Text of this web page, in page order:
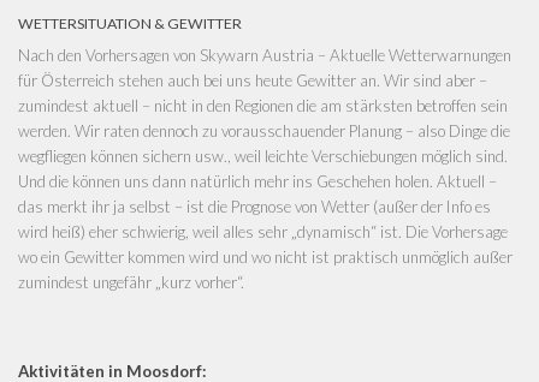
WETTERSITUATION & GEWITTER
Nach den Vorhersagen von Skywarn Austria – Aktuelle Wetterwarnungen
für Österreich stehen auch bei uns heute Gewitter an. Wir sind aber –
zumindest aktuell – nicht in den Regionen die am stärksten betroffen sein
werden. Wir raten dennoch zu vorausschauender Planung – also Dinge die
wegfliegen können sichern usw., weil leichte Verschiebungen möglich sind.
Und die können uns dann natürlich mehr ins Geschehen holen. Aktuell –
das merkt ihr ja selbst – ist die Prognose von Wetter (außer der Info es
wird heiß) eher schwierig, weil alles sehr „dynamisch“ ist. Die Vorhersage
wo ein Gewitter kommen wird und wo nicht ist praktisch unmöglich außer
zumindest ungefähr „kurz vorher“.
Aktivitäten in Moosdorf: